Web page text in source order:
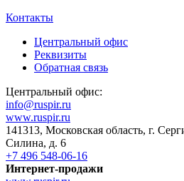
Контакты
Центральный офис
Реквизиты
Обратная связь
Центральный офис:
info@ruspir.ru
www.ruspir.ru
141313, Московская область, г.
Силина, д. 6
+7 496 548-06-16
Интернет-продажи